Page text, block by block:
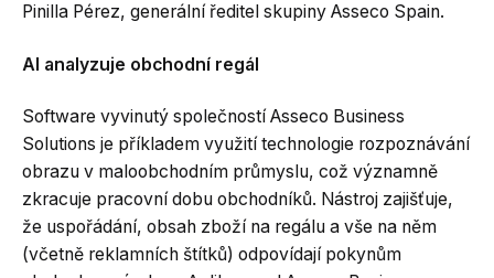
Pinilla Pérez, generální ředitel skupiny Asseco Spain.
AI analyzuje obchodní regál
Software vyvinutý společností Asseco Business
Solutions je příkladem využití technologie rozpoznávání
obrazu v maloobchodním průmyslu, což významně
zkracuje pracovní dobu obchodníků. Nástroj zajišťuje,
že uspořádání, obsah zboží na regálu a vše na něm
(včetně reklamních štítků) odpovídají pokynům